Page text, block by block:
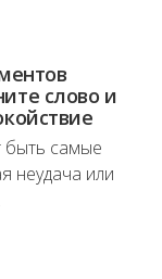
слово и
быть самые
неудача или